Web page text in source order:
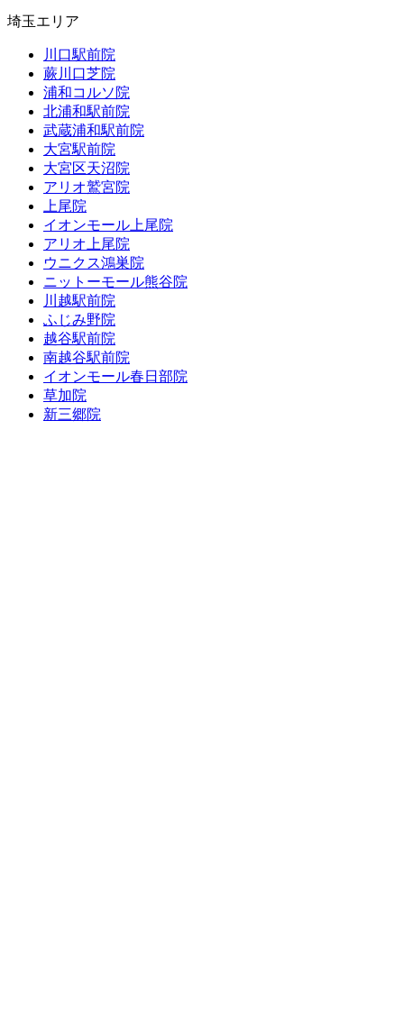
埼玉エリア
川口駅前院
蕨川口芝院
浦和コルソ院
北浦和駅前院
武蔵浦和駅前院
大宮駅前院
大宮区天沼院
アリオ鷲宮院
上尾院
イオンモール上尾院
アリオ上尾院
ウニクス鴻巣院
ニットーモール熊谷院
川越駅前院
ふじみ野院
越谷駅前院
南越谷駅前院
イオンモール春日部院
草加院
新三郷院